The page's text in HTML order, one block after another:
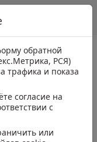
обратной
РСЯ)
трафика и показа
согласие на
с
или